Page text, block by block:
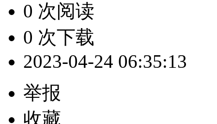
0 次阅读
0 次下载
2023-04-24 06:35:13
举报
收藏